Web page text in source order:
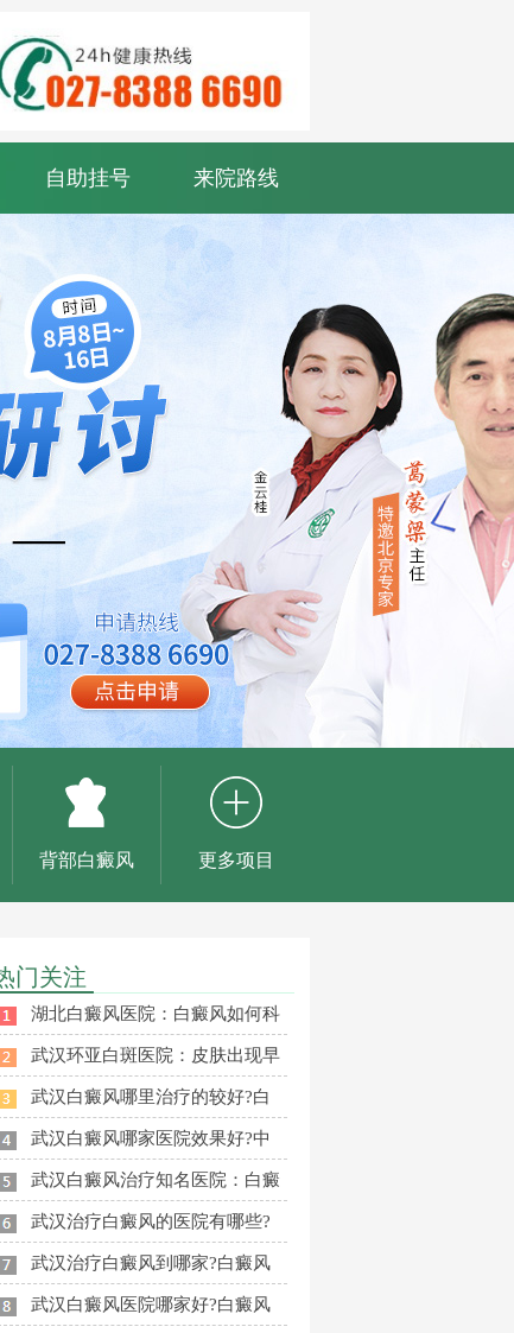
自助挂号 来院路线
背部白癜风 更多项目
门关注
湖北白癜风医院：白癜风如何科
武汉环亚白斑医院：皮肤出现早
武汉白癜风哪里治疗的较好?白
武汉白癜风哪家医院效果好?中
武汉白癜风治疗知名医院：白癜
武汉治疗白癜风的医院有哪些?
武汉治疗白癜风到哪家?白癜风
武汉白癜风医院哪家好?白癜风